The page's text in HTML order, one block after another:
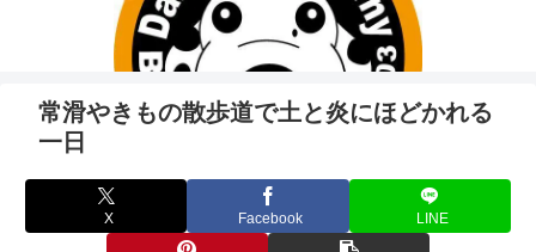
常滑やきもの散歩道で土と炎にほどかれる
一日
X Facebook LINE